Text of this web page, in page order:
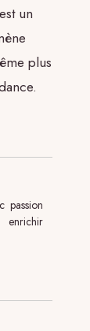
un
plus
passion